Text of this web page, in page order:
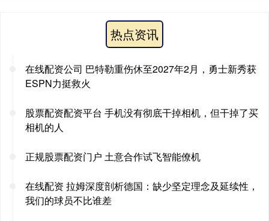
热点资讯
在线配资公司 巴特勒重伤休至2027年2月，勇士新秀获
ESPN力挺救火
股票配资配资平台 手机没有彻底干掉相机，但干掉了买
相机的人
正规股票配资门户 土意合作试飞智能僚机
在线配资 拉姆深度剖析德国：缺少坚定理念及延续性，
我们的球员不比谁差